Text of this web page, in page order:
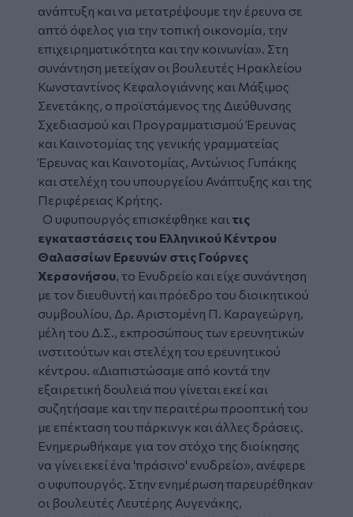
ανάπτυξη και να μετατρέψουμε την έρευνα σε
απτό όφελος για την τοπική οικονομία, την
επιχειρηματικότητα και την κοινωνία». Στη
συνάντηση μετείχαν οι βουλευτές Ηρακλείου
Κωνσταντίνος Κεφαλογιάννης και Μάξιμος
Σενετάκης, ο προϊστάμενος της Διεύθυνσης
Σχεδιασμού και Προγραμματισμού Έρευνας
και Καινοτομίας της γενικής γραμματείας
Έρευνας και Καινοτομίας, Αντώνιος Γυπάκης
και στελέχη του υπουργείου Ανάπτυξης και της
Περιφέρειας Κρήτης.
Ο υφυπουργός επισκέφθηκε και τις
εγκαταστάσεις του Ελληνικού Κέντρου
Θαλασσίων Ερευνών στις Γούρνες
Χερσονήσου, το Ενυδρείο και είχε συνάντηση
με τον διευθυντή και πρόεδρο του διοικητικού
συμβουλίου, Δρ. Αριστομένη Π. Καραγεώργη,
μέλη του Δ.Σ., εκπροσώπους των ερευνητικών
ινστιτούτων και στελέχη του ερευνητικού
κέντρου. «Διαπιστώσαμε από κοντά την
εξαιρετική δουλειά που γίνεται εκεί και
συζητήσαμε και την περαιτέρω προοπτική του
με επέκταση του πάρκινγκ και άλλες δράσεις.
Ενημερωθήκαμε για τον στόχο της διοίκησης
να γίνει εκεί ένα 'πράσινο' ενυδρείο», ανέφερε
ο υφυπουργός. Στην ενημέρωση παρευρέθηκαν
οι βουλευτές Λευτέρης Αυγενάκης,